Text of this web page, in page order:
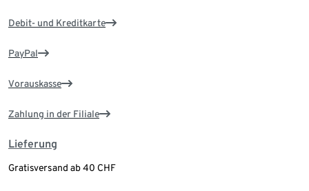
Debit- und Kreditkarte
PayPal
Vorauskasse
Zahlung in der Filiale
Lieferung
Gratisversand ab 40 CHF